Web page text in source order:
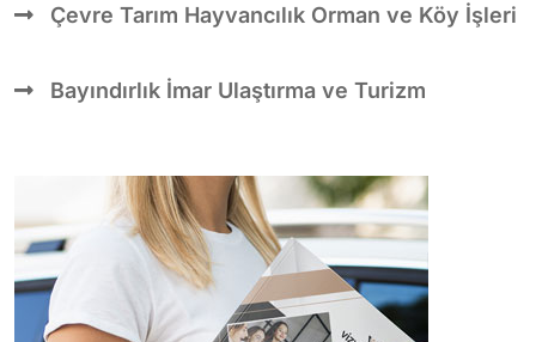
Çevre Tarım Hayvancılık Orman ve Köy İşleri
Bayındırlık İmar Ulaştırma ve Turizm